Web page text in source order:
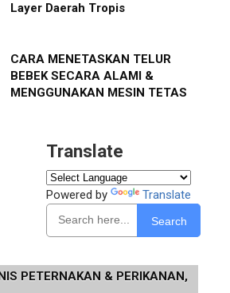
Layer Daerah Tropis
CARA MENETASKAN TELUR
BEBEK SECARA ALAMI &
MENGGUNAKAN MESIN TETAS
Translate
Powered by Translate
Search
PETERNAKAN & PERIKANAN,